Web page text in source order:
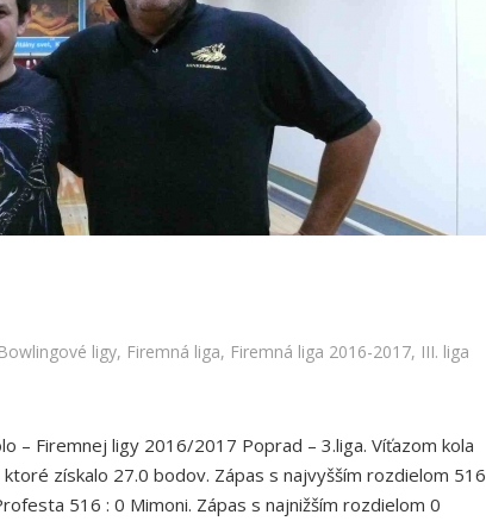
, Firemná liga III. liga 2016/2017
Bowlingové ligy, Firemná liga, Firemná liga 2016-2017, III. liga
– Firemnej ligy 2016/2017 Poprad – 3.liga. Víťazom kola
získalo 27.0 bodov. Zápas s najvyšším rozdielom 516
516 : 0 Mimoni. Zápas s najnižším rozdielom 0